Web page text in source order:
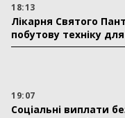
18:13
Лікарня Святого
побутову техніку
19:07
Соціальні виплати